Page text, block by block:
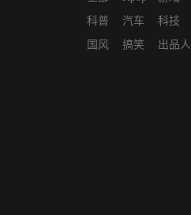
科普
国风
汽车
搞笑
科技
出品人